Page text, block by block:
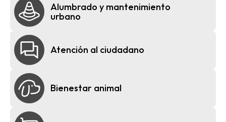
Alumbrado y mantenimiento
urbano
Atención al ciudadano
Bienestar animal